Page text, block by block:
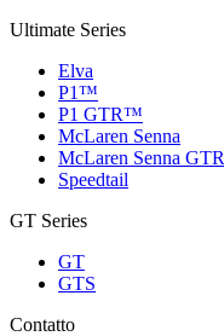
Ultimate Series
Elva
P1™
P1 GTR™
McLaren Senna
McLaren Senna GTR
Speedtail
GT Series
GT
GTS
Contatto